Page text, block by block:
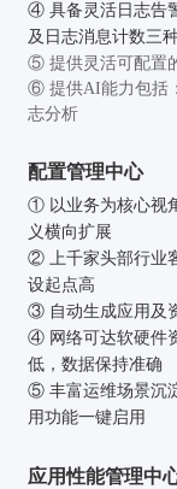
④ 具备灵活日志告
及日志消息计数三
⑤ 提供灵活可配置
⑥ 提供AI能力包括
志分析
配置管理中心
① 以业务为核心视
义横向扩展
② 上千家头部行业
设起点高
③ 自动生成应用及
④ 网络可达软硬件
低，数据保持准确
⑤ 丰富运维场景沉
用功能一键启用
应用性能管理中